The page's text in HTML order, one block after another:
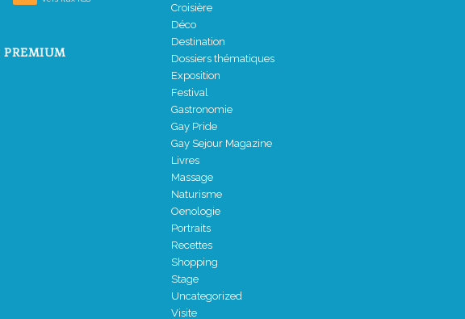
PREMIUM
Croisière
Déco
Destination
Dossiers thématiques
Exposition
Festival
Gastronomie
Gay Pride
Gay Sejour Magazine
Livres
Massage
Naturisme
Oenologie
Portraits
Recettes
Shopping
Stage
Uncategorized
Visite